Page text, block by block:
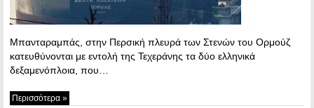
Μπανταραμπάς, στην Περσική πλευρά των Στενών του Ορμούζ
κατευθύνονται με εντολή της Τεχεράνης τα δύο ελληνικά
δεξαμενόπλοια, που…
Περισσότερα »